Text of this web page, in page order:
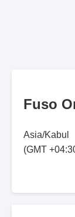
Fuso
Asia/Kabul
(GMT